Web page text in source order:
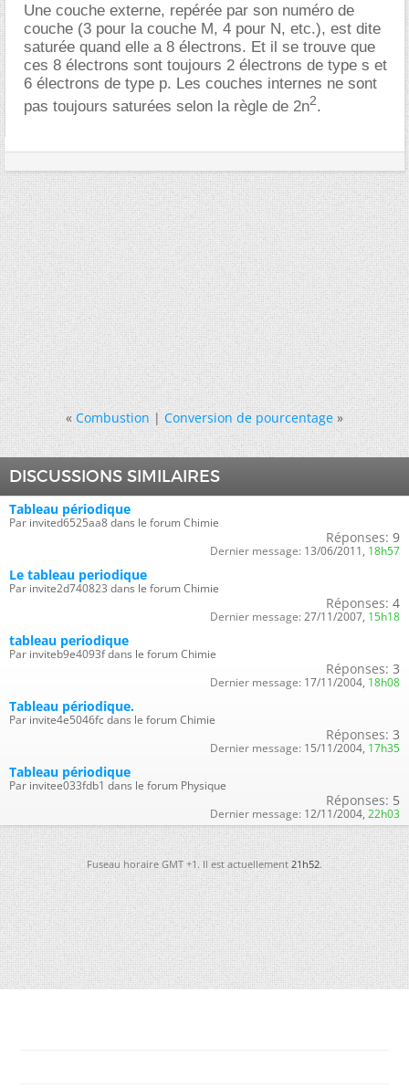
Une couche externe, repérée par son numéro de
couche (3 pour la couche M, 4 pour N, etc.), est dite
saturée quand elle a 8 électrons. Et il se trouve que
ces 8 électrons sont toujours 2 électrons de type s et
6 électrons de type p. Les couches internes ne sont
pas toujours saturées selon la règle de 2n2.
« Combustion|Conversion de pourcentage »
DISCUSSIONS SIMILAIRES
Tableau périodique
Par invited6525aa8 dans le forum Chimie
Réponses: 9
Dernier message: 13/06/2011, 18h57
Le tableau periodique
Par invite2d740823 dans le forum Chimie
Réponses: 4
Dernier message: 27/11/2007, 15h18
tableau periodique
Par inviteb9e4093f dans le forum Chimie
Réponses: 3
Dernier message: 17/11/2004, 18h08
Tableau périodique.
Par invite4e5046fc dans le forum Chimie
Réponses: 3
Dernier message: 15/11/2004, 17h35
Tableau périodique
Par invitee033fdb1 dans le forum Physique
Réponses: 5
Dernier message: 12/11/2004, 22h03
Fuseau horaire GMT +1. Il est actuellement21h52.